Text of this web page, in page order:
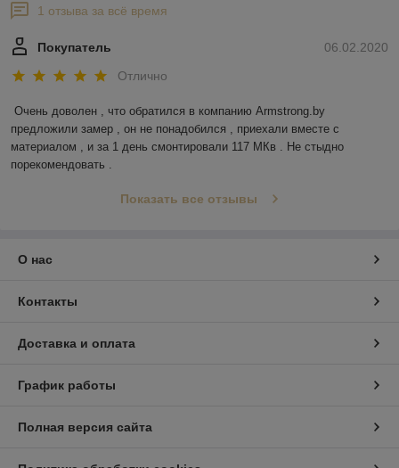
1 отзыва за всё время
06.02.2020
Покупатель
Отлично
Очень доволен , что обратился в компанию Armstrong.by
предложили замер , он не понадобился , приехали вместе с
материалом , и за 1 день смонтировали 117 МКв . Не стыдно
порекомендовать .
Показать все отзывы
О нас
Контакты
Доставка и оплата
График работы
Полная версия сайта